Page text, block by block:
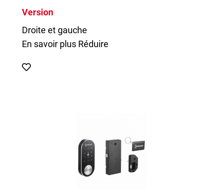
Version
Droite et gauche
En savoir plus Réduire